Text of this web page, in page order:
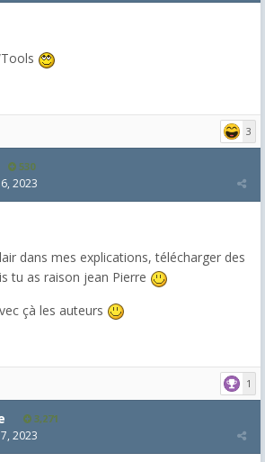
3
530
2023
dans mes explications, télécharger des
tu as raison jean Pierre
çà les auteurs
1
3,271
2023